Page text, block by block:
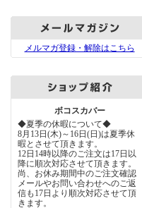
メルマガ登録・解除はこちら
ボコスカバー
◆夏季の休暇について◆
8月13日(木)～16日(日)は夏季休
暇とさせて頂きます。
12日14時以降のご注文は17日以
降に順次対応させて頂きます。
尚、お休み期間中のご注文確認
メールやお問い合わせへのご返
信も17日より順次対応させて頂
きます。